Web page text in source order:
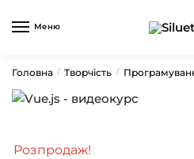
Меню
Головна / Творчість /
Розпродаж!